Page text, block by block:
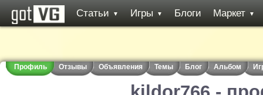
Статьи ▼ Игры ▼ Блоги Маркет ▼
Профиль Отзывы Объявления Темы Блог Альбом